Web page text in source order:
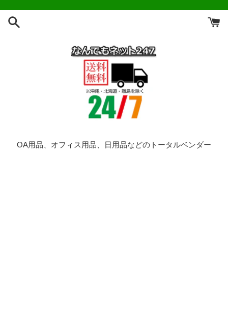
OA用品、オフィス用品、日用品などのトータルベンダー